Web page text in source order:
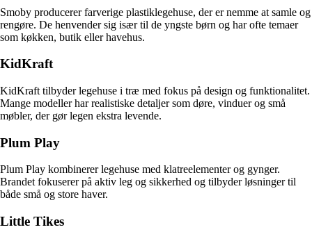
Smoby producerer farverige plastiklegehuse, der er nemme at samle og
rengøre. De henvender sig især til de yngste børn og har ofte temaer
som køkken, butik eller havehus.
KidKraft
KidKraft tilbyder legehuse i træ med fokus på design og funktionalitet.
Mange modeller har realistiske detaljer som døre, vinduer og små
møbler, der gør legen ekstra levende.
Plum Play
Plum Play kombinerer legehuse med klatreelementer og gynger.
Brandet fokuserer på aktiv leg og sikkerhed og tilbyder løsninger til
både små og store haver.
Little Tikes